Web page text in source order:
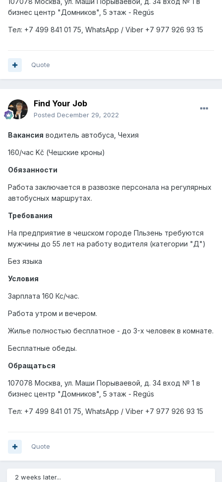
бизнес центр "Домников", 5 этаж - Regús
Тел: +7 499 841 01 75, WhatsApp / Viber +7 977 926 93 15
Quote
Find Your Job
Posted December 29, 2022
Вакансия водитель автобуса, Чехия
160/час Kč (Чешские кроны)
Обязанности
Работа заключается в развозке персонала на регулярных
автобусных маршрутах.
Требования
На предприятие в чешском городе Пльзень требуются
мужчины до 55 лет на работу водителя (категории "Д")
Без языка
Условия
Зарплата 160 Кс/час.
Работа утром и вечером.
Жилье полностью бесплатное - до 3-х человек в комнате.
Бесплатные обеды.
Обращаться
107078 Москва, ул. Маши Порываевой, д. 34 вход № 1 в
бизнес центр "Домников", 5 этаж - Regús
Тел: +7 499 841 01 75, WhatsApp / Viber +7 977 926 93 15
Quote
2 weeks later...